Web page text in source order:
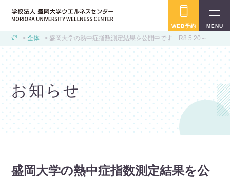
WEB予約 MENU
全体 盛岡大学の熱中症指数測定結果を公開中です R8.5.20～
お知らせ
盛岡大学の熱中症指数測定結果を公